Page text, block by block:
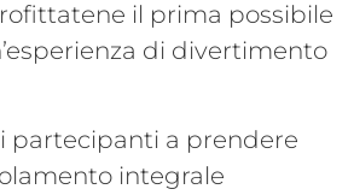
il prima possibile
di divertimento
partecipanti a prendere
integrale